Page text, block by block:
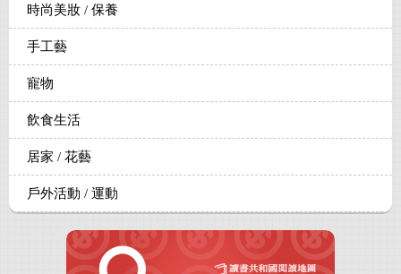
時尚美妝 / 保養
手工藝
寵物
飲食生活
居家 / 花藝
戶外活動 / 運動